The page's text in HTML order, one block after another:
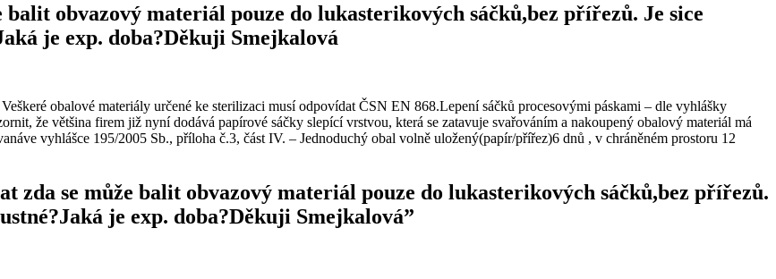
balit obvazový materiál pouze do lukasterikových sáčků,bez přířezů. Je sice
je exp. doba?Děkuji Smejkalová
obalové materiály určené ke sterilizaci musí odpovídat ČSN EN 868.Lepení sáčků procesovými páskami – dle vyhlášky
že většina firem již nyní dodává papírové sáčky slepící vrstvou, která se zatavuje svařováním a nakoupený obalový materiál má
vyhlášce 195/2005 Sb., příloha č.3, část IV. – Jednoduchý obal volně uložený(papír/přířez)6 dnů , v chráněném prostoru 12
zda se může balit obvazový materiál pouze do lukasterikových sáčků,bez přířezů.
je exp. doba?Děkuji Smejkalová”